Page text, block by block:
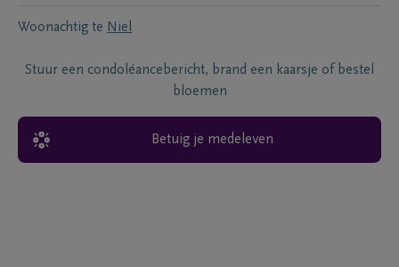
Woonachtig te Niel
Stuur een condoléancebericht, brand een kaarsje of bestel
bloemen
Betuig je medeleven